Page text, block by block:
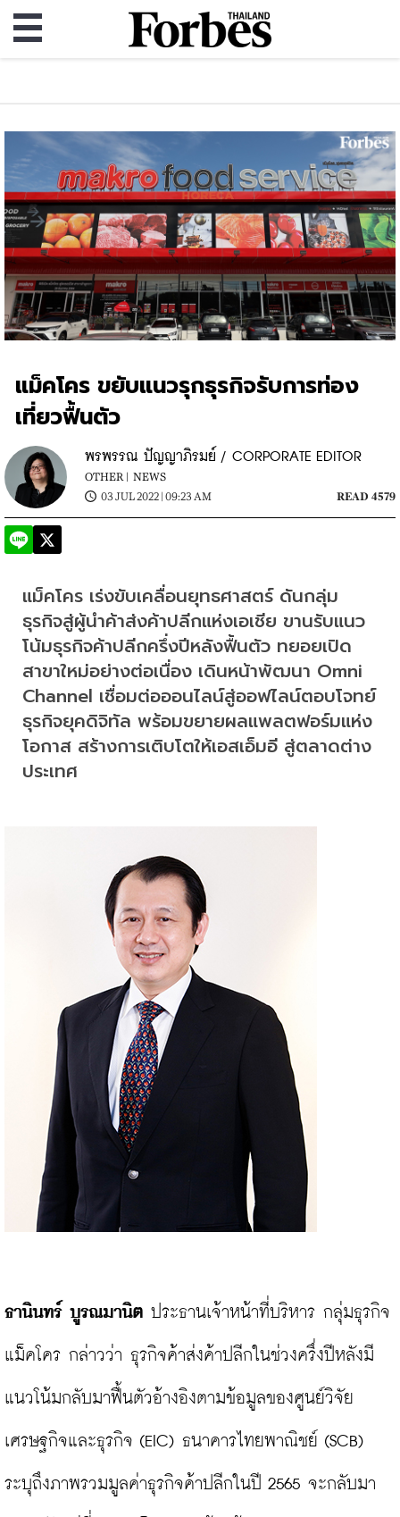
แม็คโคร ขยับแนวรุกธุรกิจรับการท่อง
เที่ยวฟื้นตัว
พรพรรณ ปัญญาภิรมย์ / CORPORATE EDITOR
OTHER | NEWS
03 JUL 2022 | 09:23 AM
READ 4579
แม็คโคร เร่งขับเคลื่อนยุทธศาสตร์ ดันกลุ่ม
ธุรกิจสู่ผู้นำค้าส่งค้าปลีกแห่งเอเชีย ขานรับแนว
โน้มธุรกิจค้าปลีกครึ่งปีหลังฟื้นตัว ทยอยเปิด
สาขาใหม่อย่างต่อเนื่อง เดินหน้าพัฒนา Omni
Channel เชื่อมต่อออนไลน์สู่ออฟไลน์ตอบโจทย์
ธุรกิจยุคดิจิทัล พร้อมขยายผลแพลตฟอร์มแห่ง
โอกาส สร้างการเติบโตให้เอสเอ็มอี สู่ตลาดต่าง
ประเทศ
ธานินทร์ บูรณมานิต ประธานเจ้าหน้าที่บริหาร กลุ่มธุรกิจ
แม็คโคร กล่าวว่า ธุรกิจค้าส่งค้าปลีกในช่วงครึ่งปีหลังมี
แนวโน้มกลับมาฟื้นตัวอ้างอิงตามข้อมูลของศูนย์วิจัย
เศรษฐกิจและธุรกิจ (EIC) ธนาคารไทยพาณิชย์ (SCB)
ระบุถึงภาพรวมมูลค่าธุรกิจค้าปลีกในปี 2565 จะกลับมา